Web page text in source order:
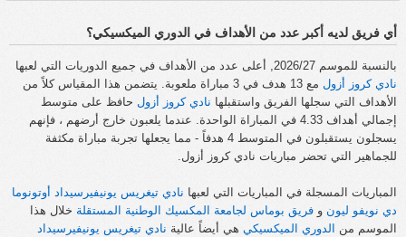
أي فريق لديه أكبر عدد من الأهداف في الدوري الميكسيكي؟
بالنسبة للموسم 2026/27, أعلى عدد من الأهداف في جميع الدوريات التي لعبها
نادي كروز أزول
مع 13 هدف في 3 مباراة ملعوبة. يتضمن هذا المقياس كلاً من
الأهداف التي سجلها الفريق واستقبلها نادي كروز أزول حافظ على متوسط
إجمالي أهداف 4.33 في المباراة الواحدة. عندما يلعبون خارج أرضهم ، فإنهم
يسجلون يستقبلون في المتوسط 4 هدفاً - مما يجعلها تجربة مباراة مكثفة
للجماهير التي تحضر مباريات نادي كروز أزول.
المباريات المسجلة في المباريات التي لعبها نادي تيغريس يونيفيرسيداد أوتونوما
دي نويفو ليون و فريق بوماس لجامعة المكسيك الوطنية المستقلة خلال هذا
الموسم من الدوري الميكسيكي هي أيضاً عالية نادي تيغريس يونيفيرسيداد